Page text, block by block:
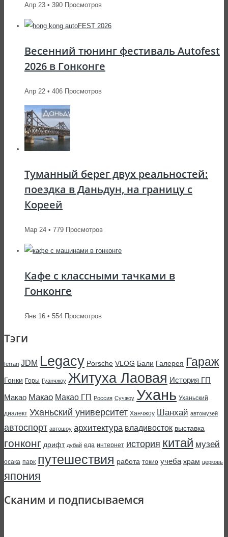
Апр 23 • 390 Просмотров
Весенний тюнинг фестиваль Autofest
2026 в Гонконге
Апр 22 • 406 Просмотров
Туманный берег двух реальностей:
поездка в Даньдун, на границу с
Кореей
Мар 24 • 779 Просмотров
Кафе с классными тачками в
Гонконге
Янв 16 • 554 Просмотров
Тэги
ferrari JDM Legacy Porsche VLOG Бали Галерея Гараж
Гонки Горы Гуанчжоу Житуха Лаовая История ГП
Макао Макао Макао ГП Россия Сучжоу Ухань Уханьский
диалект Уханьский университет Ханчжоу Шанхай автомузей
автоспорт автошоу архитектура владивосток выставка
гонконг дрифт дубай еда интернет история китай музей
осака парк путешествия работа токио учеба храм церковь
япония
Сканим и подписываемся